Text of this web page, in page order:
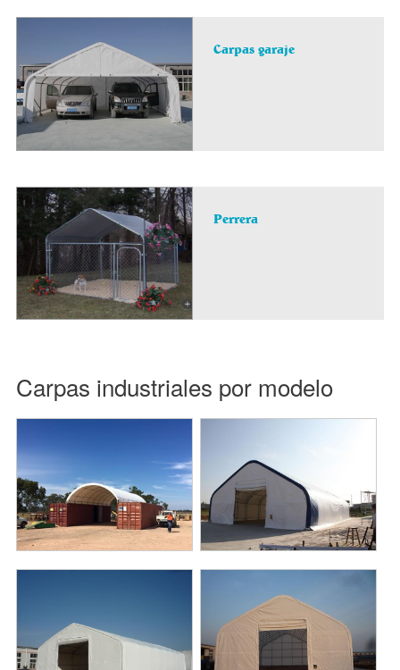
Carpas garaje
Perrera
Carpas industriales por modelo